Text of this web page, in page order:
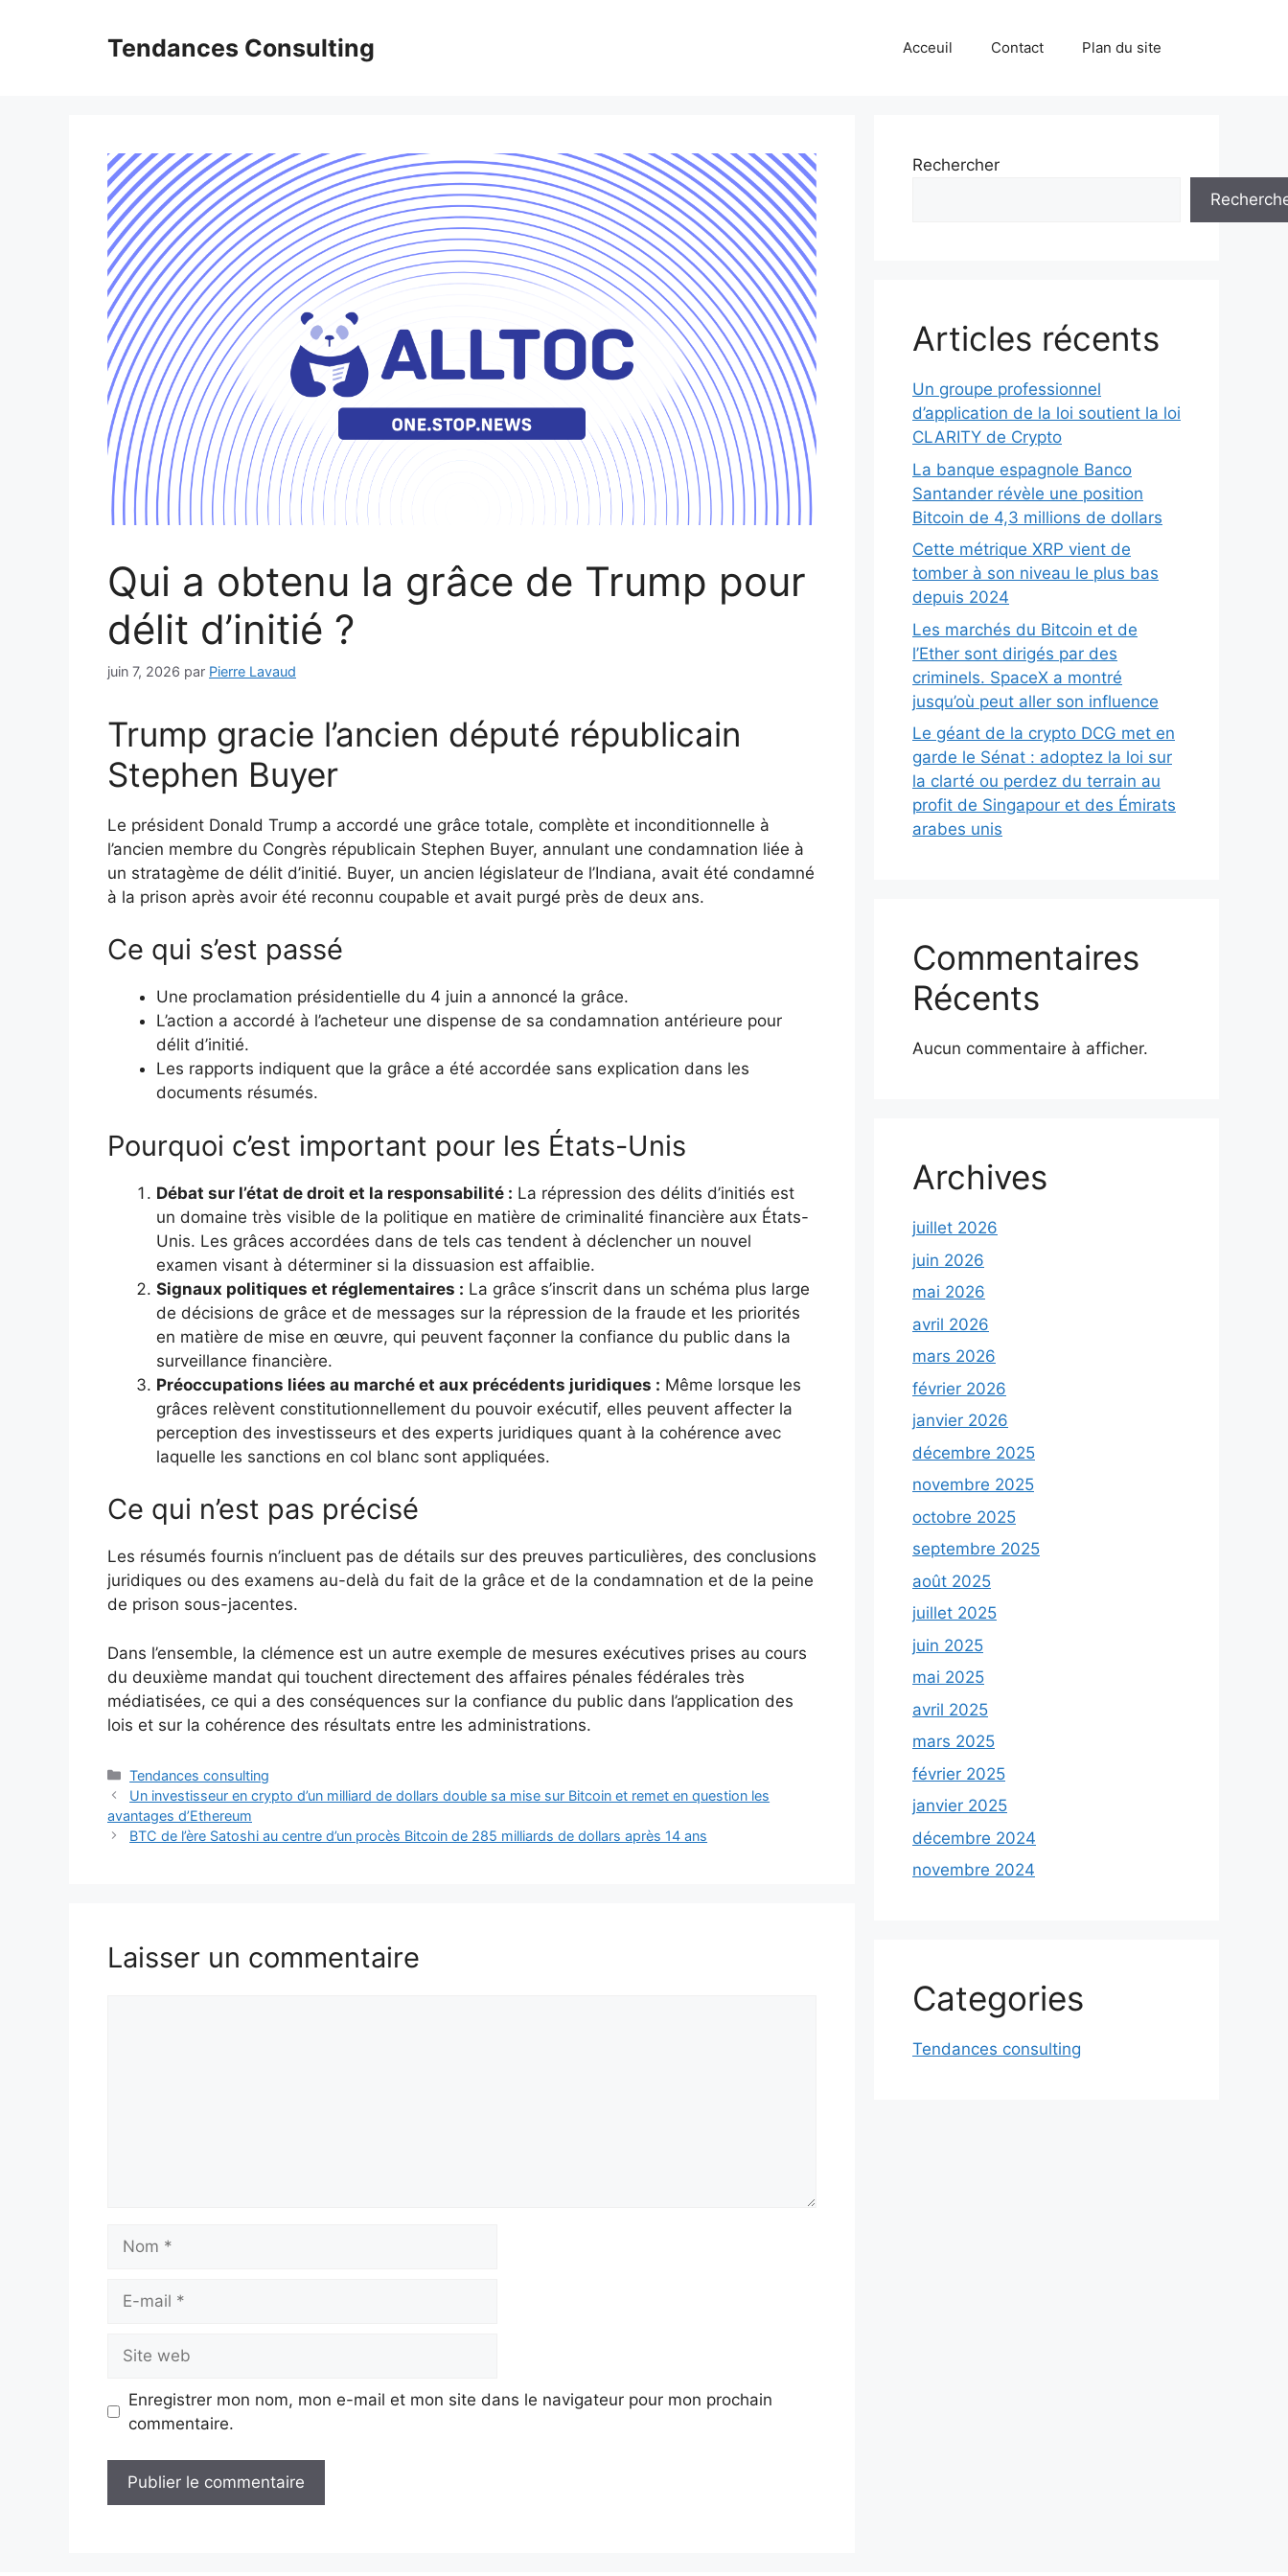
Tendances Consulting Acceuil Contact Plan du site
Qui a obtenu la grâce de Trump pour
délit d’initié ?
juin 7, 2026 par Pierre Lavaud
Trump gracie l’ancien député républicain
Stephen Buyer
Le président Donald Trump a accordé une grâce totale, complète et inconditionnelle à
l’ancien membre du Congrès républicain Stephen Buyer, annulant une condamnation liée à
un stratagème de délit d’initié. Buyer, un ancien législateur de l’Indiana, avait été condamné
à la prison après avoir été reconnu coupable et avait purgé près de deux ans.
Ce qui s’est passé
Une proclamation présidentielle du 4 juin a annoncé la grâce.
L’action a accordé à l’acheteur une dispense de sa condamnation antérieure pour
délit d’initié.
Les rapports indiquent que la grâce a été accordée sans explication dans les
documents résumés.
Pourquoi c’est important pour les États-Unis
Débat sur l’état de droit et la responsabilité : La répression des délits d’initiés est
un domaine très visible de la politique en matière de criminalité financière aux États-
Unis. Les grâces accordées dans de tels cas tendent à déclencher un nouvel
examen visant à déterminer si la dissuasion est affaiblie.
Signaux politiques et réglementaires : La grâce s’inscrit dans un schéma plus large
de décisions de grâce et de messages sur la répression de la fraude et les priorités
en matière de mise en œuvre, qui peuvent façonner la confiance du public dans la
surveillance financière.
Préoccupations liées au marché et aux précédents juridiques : Même lorsque les
grâces relèvent constitutionnellement du pouvoir exécutif, elles peuvent affecter la
perception des investisseurs et des experts juridiques quant à la cohérence avec
laquelle les sanctions en col blanc sont appliquées.
Ce qui n’est pas précisé
Les résumés fournis n’incluent pas de détails sur des preuves particulières, des conclusions
juridiques ou des examens au-delà du fait de la grâce et de la condamnation et de la peine
de prison sous-jacentes.
Dans l’ensemble, la clémence est un autre exemple de mesures exécutives prises au cours
du deuxième mandat qui touchent directement des affaires pénales fédérales très
médiatisées, ce qui a des conséquences sur la confiance du public dans l’application des
lois et sur la cohérence des résultats entre les administrations.
Catégories
Tendances consulting
Un investisseur en crypto d’un milliard de dollars double sa mise sur Bitcoin et remet en question les
avantages d’Ethereum
BTC de l’ère Satoshi au centre d’un procès Bitcoin de 285 milliards de dollars après 14 ans
Laisser un commentaire
mail
web
Enregistrer mon nom, mon e-mail et mon site dans le navigateur pour mon prochain
commentaire.
Rechercher
Articles récents
Un groupe professionnel
d’application de la loi soutient la loi
CLARITY de Crypto
La banque espagnole Banco
Santander révèle une position
Bitcoin de 4,3 millions de dollars
Cette métrique XRP vient de
tomber à son niveau le plus bas
depuis 2024
Les marchés du Bitcoin et de
l’Ether sont dirigés par des
criminels. SpaceX a montré
jusqu’où peut aller son influence
Le géant de la crypto DCG met en
garde le Sénat : adoptez la loi sur
la clarté ou perdez du terrain au
profit de Singapour et des Émirats
arabes unis
Commentaires
Récents
Aucun commentaire à afficher.
Archives
juillet 2026
juin 2026
mai 2026
avril 2026
mars 2026
février 2026
janvier 2026
décembre 2025
novembre 2025
octobre 2025
septembre 2025
août 2025
juillet 2025
juin 2025
mai 2025
avril 2025
mars 2025
février 2025
janvier 2025
décembre 2024
novembre 2024
Categories
Tendances consulting